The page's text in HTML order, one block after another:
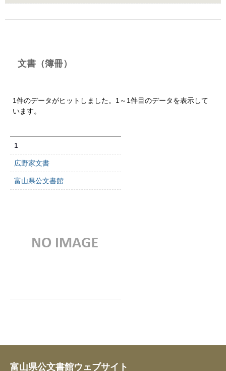
文書（簿冊）
1件のデータがヒットしました。1～1件目のデータを表示して
います。
1
広野家文書
富山県公文書館
富山県公文書館ウェブサイト